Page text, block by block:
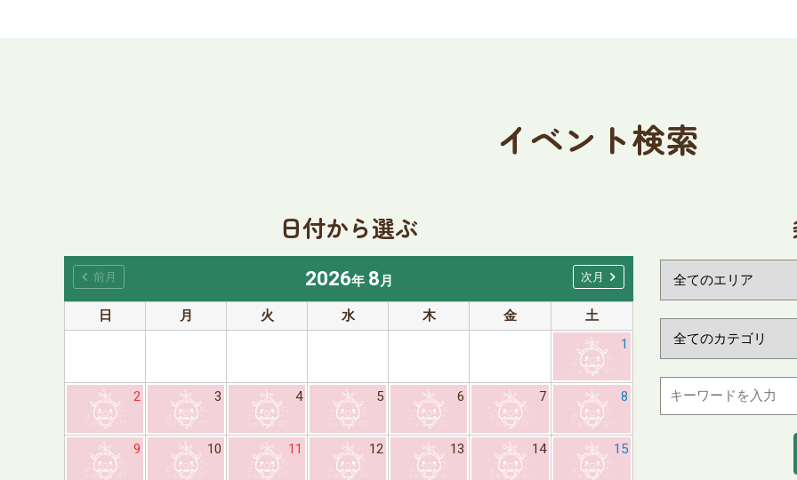
イベント検索
日付から選ぶ
2026年 8月
日
月 火 水 木 金
土
1
2 3 4 5 6 7 8
9 10 11 12 13 14 15
日
月
6
chevron_left 前月 次月 chevron_right